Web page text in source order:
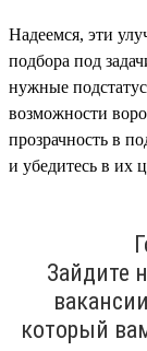
Надеемся, эти
подбора под
нужные
возможности
прозрачность в
и убедитесь в их
Зайдите
который